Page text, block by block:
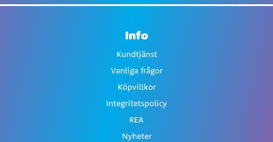
Info
Kundtjänst
Vanliga frågor
Köpvillkor
Integritetspolicy
REA
Nyheter